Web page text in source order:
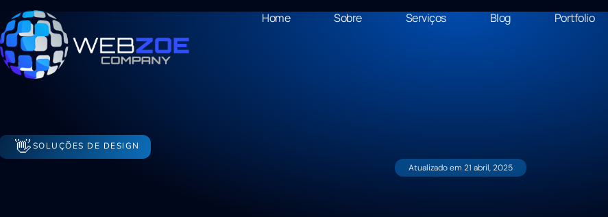
Home Sobre Serviços Blog Portfolio
👋 SOLUÇÕES DE DESIGN
Atualizado em 21 abril, 2025